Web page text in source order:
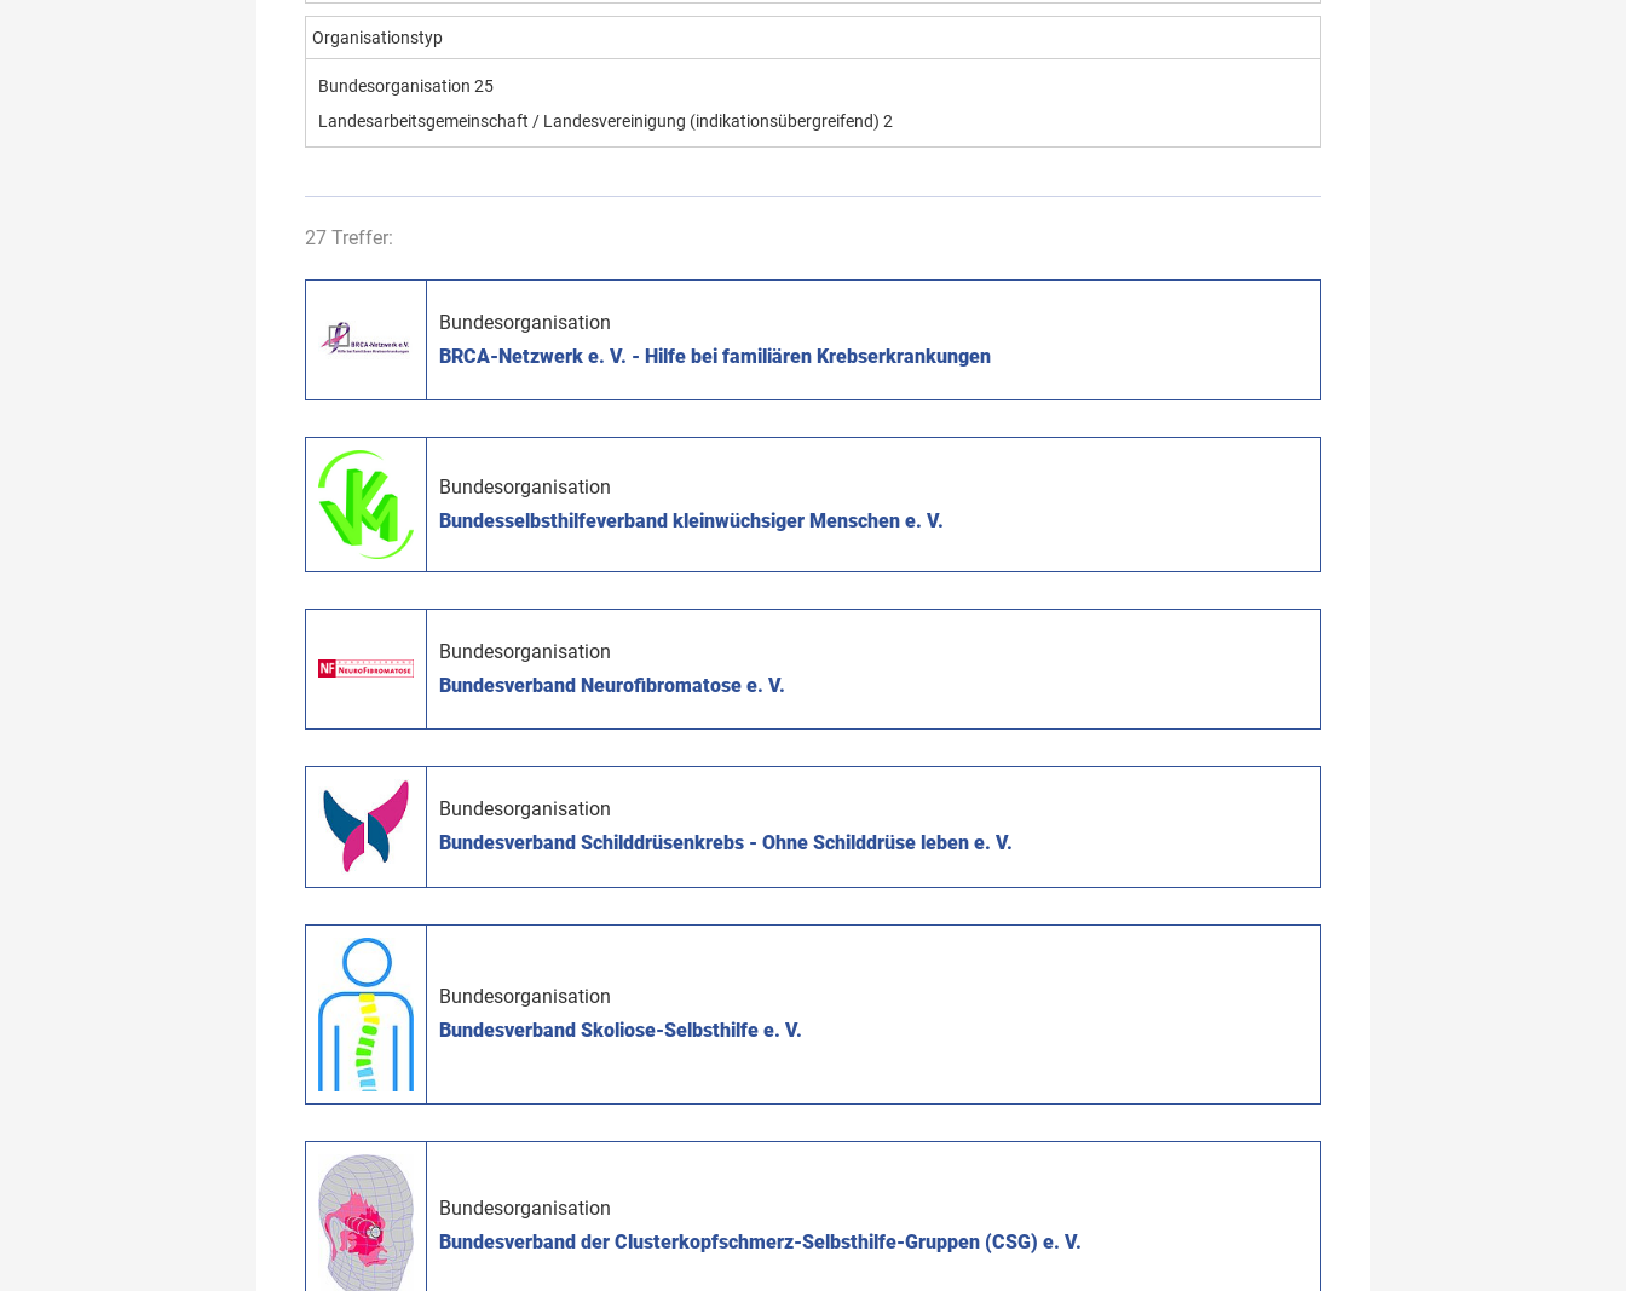
Organisationstyp
Bundesorganisation 25
Landesarbeitsgemeinschaft / Landesvereinigung (indikationsübergreifend) 2
27 Treffer:
Bundesorganisation
BRCA-Netzwerk e. V. - Hilfe bei familiären Krebserkrankungen
Bundesorganisation
Bundesselbsthilfeverband kleinwüchsiger Menschen e. V.
Bundesorganisation
Bundesverband Neurofibromatose e. V.
Bundesorganisation
Bundesverband Schilddrüsenkrebs - Ohne Schilddrüse leben e. V.
Bundesorganisation
Bundesverband Skoliose-Selbsthilfe e. V.
Bundesorganisation
Bundesverband der Clusterkopfschmerz-Selbsthilfe-Gruppen (CSG) e. V.